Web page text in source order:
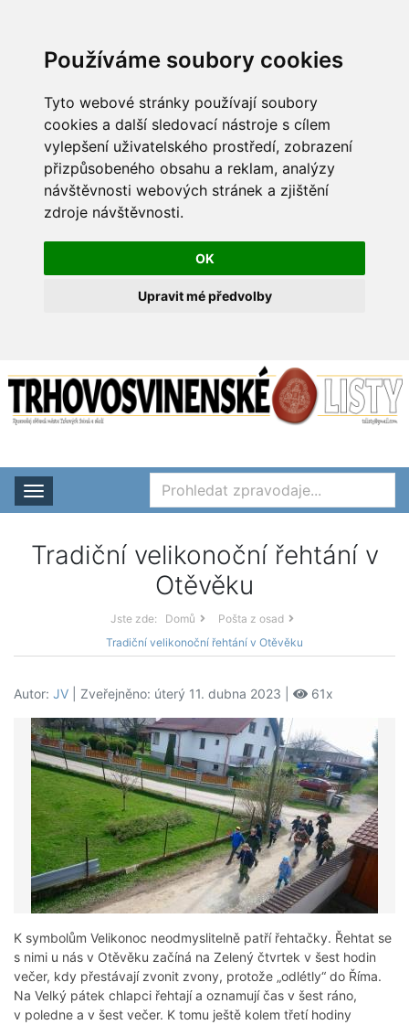
Používáme soubory cookies
Tyto webové stránky používají soubory
cookies a další sledovací nástroje s cílem
vylepšení uživatelského prostředí, zobrazení
přizpůsobeného obsahu a reklam, analýzy
návštěvnosti webových stránek a zjištění
zdroje návštěvnosti.
OK
Upravit mé předvolby
Rozbalit nabídku
Tradiční velikonoční řehtání v
Otěvěku
Jste zde: Domů
Pošta z osad
Tradiční velikonoční řehtání v Otěvěku
Autor: JV | Zveřejněno: úterý 11. dubna 2023 | 61x
K symbolům Velikonoc neodmyslitelně patří řehtačky. Řehtat se
s nimi u nás v Otěvěku začíná na Zelený čtvrtek v šest hodin
večer, kdy přestávají zvonit zvony, protože „odlétly“ do Říma.
Na Velký pátek chlapci řehtají a oznamují čas v šest ráno,
v poledne a v šest večer. K tomu ještě kolem třetí hodiny